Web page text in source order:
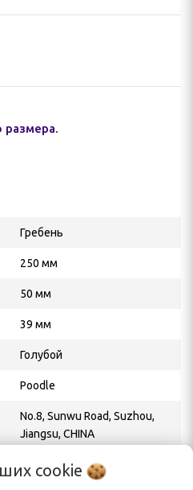
размера.
Гребень
250 мм
50 мм
39 мм
Голубой
Poodle
No.8, Sunwu Road, Suzhou,
Jiangsu, CHINA
ИП Кузьменко Е. А.
cookie